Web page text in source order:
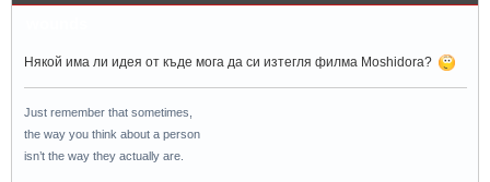
Някой има ли идея от къде мога да си изтегля филма Moshidora?
Just remember that sometimes,
the way you think about a person
isn’t the way they actually are.